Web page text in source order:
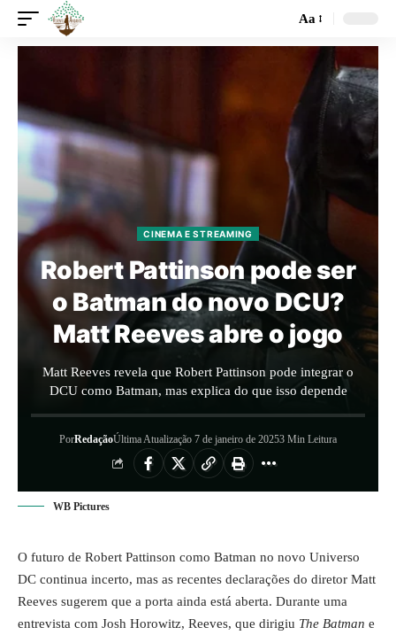
Aa
CINEMA E STREAMING
Robert Pattinson pode ser
o Batman do novo DCU?
Matt Reeves abre o jogo
Matt Reeves revela que Robert Pattinson pode integrar o
DCU como Batman, mas explica do que isso depende
PorRedaçãoÚltima Atualização 7 de janeiro de 20253 Min Leitura
WB Pictures
O futuro de Robert Pattinson como Batman no novo Universo
DC continua incerto, mas as recentes declarações do diretor Matt
Reeves sugerem que a porta ainda está aberta. Durante uma
entrevista com Josh Horowitz, Reeves, que dirigiu The Batman e